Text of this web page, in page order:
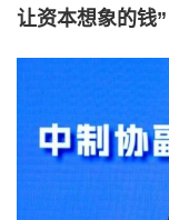
让资本想象的钱”